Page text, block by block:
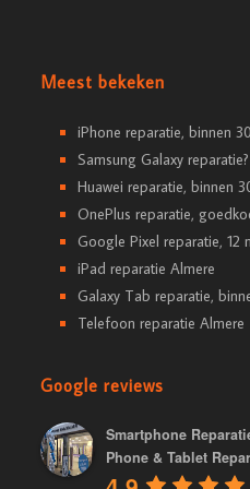
Meest bekeken
iPhone reparatie, binnen
Samsung Galaxy
Huawei reparatie, binnen
OnePlus reparatie,
Google Pixel reparatie, 12
iPad reparatie Almere
Galaxy Tab reparatie,
Telefoon reparatie Almere
Google reviews
Smartphone
Phone & Tablet